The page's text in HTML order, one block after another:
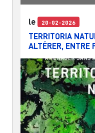
le 20-02-2026
TERRITORIA
ALTÉRER, ENTRE